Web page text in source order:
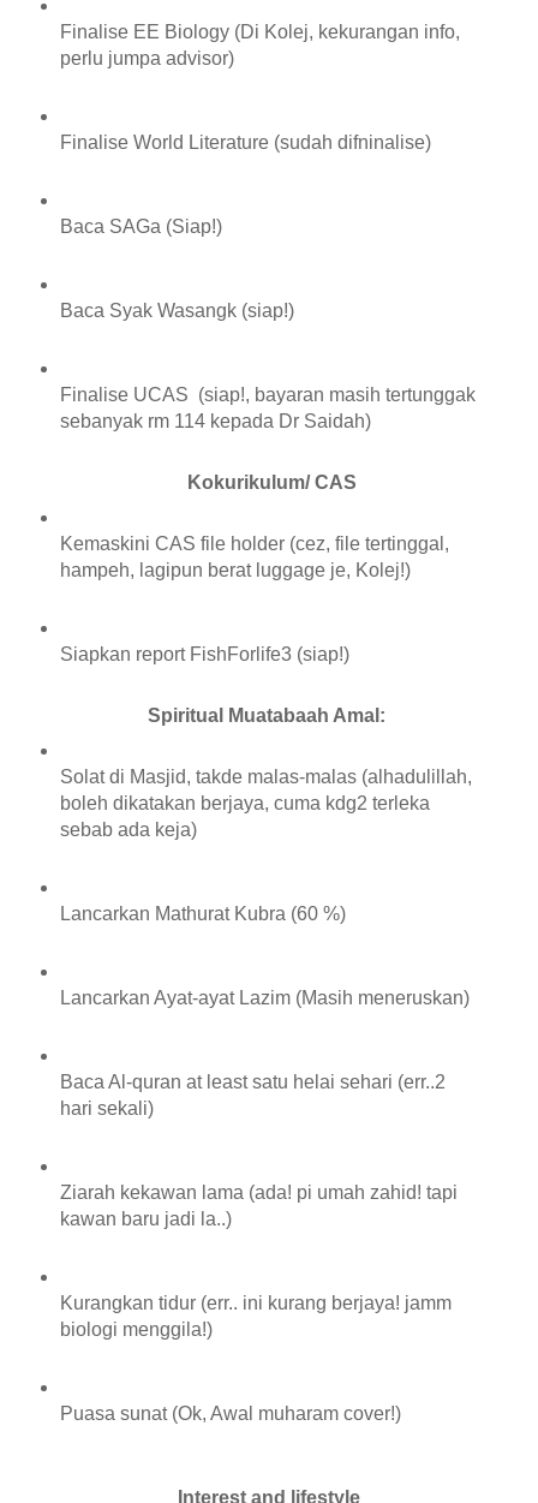
Finalise EE Biology (Di Kolej, kekurangan info,
perlu jumpa advisor)
Finalise World Literature (sudah difninalise)
Baca SAGa (Siap!)
Baca Syak Wasangk (siap!)
Finalise UCAS (siap!, bayaran masih tertunggak
sebanyak rm 114 kepada Dr Saidah)
Kokurikulum/ CAS
Kemaskini CAS file holder (cez, file tertinggal,
hampeh, lagipun berat luggage je, Kolej!)
Siapkan report FishForlife3 (siap!)
Spiritual Muatabaah Amal:
Solat di Masjid, takde malas-malas (alhadulillah,
boleh dikatakan berjaya, cuma kdg2 terleka
sebab ada keja)
Lancarkan Mathurat Kubra (60 %)
Lancarkan Ayat-ayat Lazim (Masih meneruskan)
Baca Al-quran at least satu helai sehari (err..2
hari sekali)
Ziarah kekawan lama (ada! pi umah zahid! tapi
kawan baru jadi la..)
Kurangkan tidur (err.. ini kurang berjaya! jamm
biologi menggila!)
Puasa sunat (Ok, Awal muharam cover!)
Interest and lifestyle